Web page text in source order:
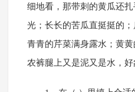
细地看，那带刺的黄瓜还
光；长长的苦瓜直挺挺的
青青的芹菜满身露水；黄
农裤腿上又是泥又是水，好